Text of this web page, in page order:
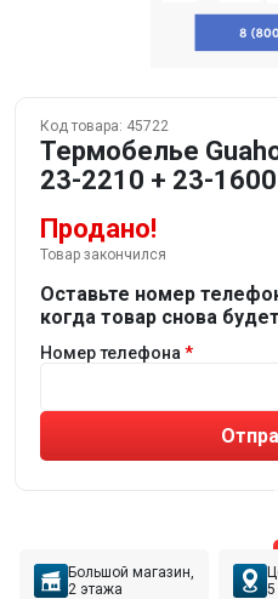
Код товара: 45722
Термобелье
23-2210 + 23-1600
Продано!
Товар закончился
Оставьте номер
когда товар снова
Номер телефона
Большой магазин,
2 этажа
5